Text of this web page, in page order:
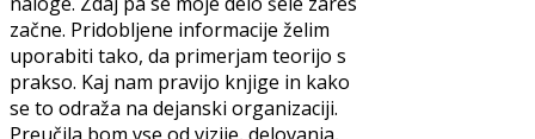
začne. Pridobljene informacije želim
uporabiti tako, da primerjam teorijo s
prakso. Kaj nam pravijo knjige in kako
se to odraža na dejanski organizaciji.